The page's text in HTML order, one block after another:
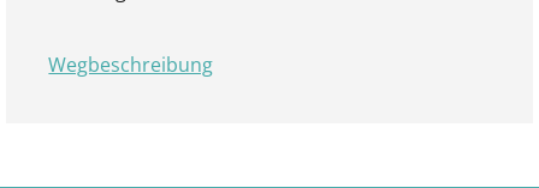
Wegbeschreibung